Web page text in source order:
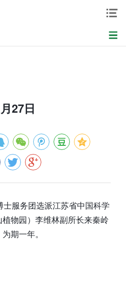
27日
服务团选派江苏省中国科学
物园）李维林副所长来秦岭
期一年。